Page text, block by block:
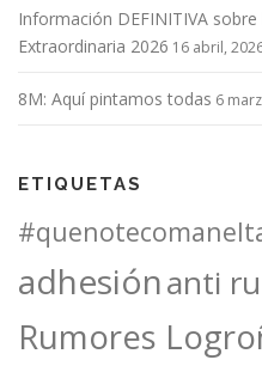
Información DEFINITIVA
Extraordinaria 2026 16 abril,
8M: Aquí pintamos todas 6
ETIQUETAS
adhesiónanti
Rumores